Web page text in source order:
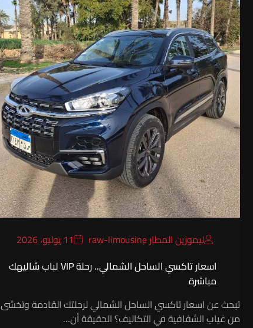
ليموزين المطار raw-limousine
11 يوليو، 2026
اسعار تاكسي الساحل الشمالي.. رحلة VIP لباب شاليهك
مباشرة
تبحث عن اسعار تاكسي الساحل الشمالي لرحلتك القادمة وتخشى
من غياب الشفافية في التكاليف؟ الحقيقة أن…